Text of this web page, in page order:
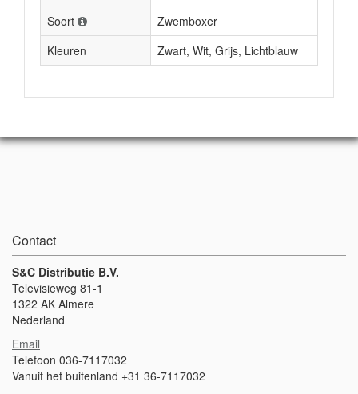
Soort
Zwemboxer
Kleuren
Zwart, Wit, Grijs, Lichtblauw
Contact
S&C Distributie B.V.
Televisieweg 81-1
1322 AK Almere
Nederland
Email
Telefoon 036-7117032
Vanuit het buitenland +31 36-7117032